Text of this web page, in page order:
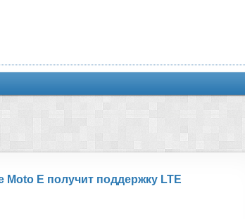
E получит поддержку LTE